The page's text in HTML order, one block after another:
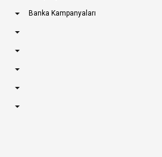
Banka Kampanyaları